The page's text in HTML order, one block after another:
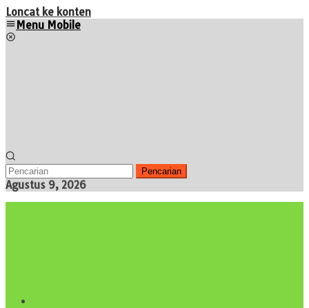
Loncat ke konten
Menu Mobile
Pencarian
Agustus 9, 2026